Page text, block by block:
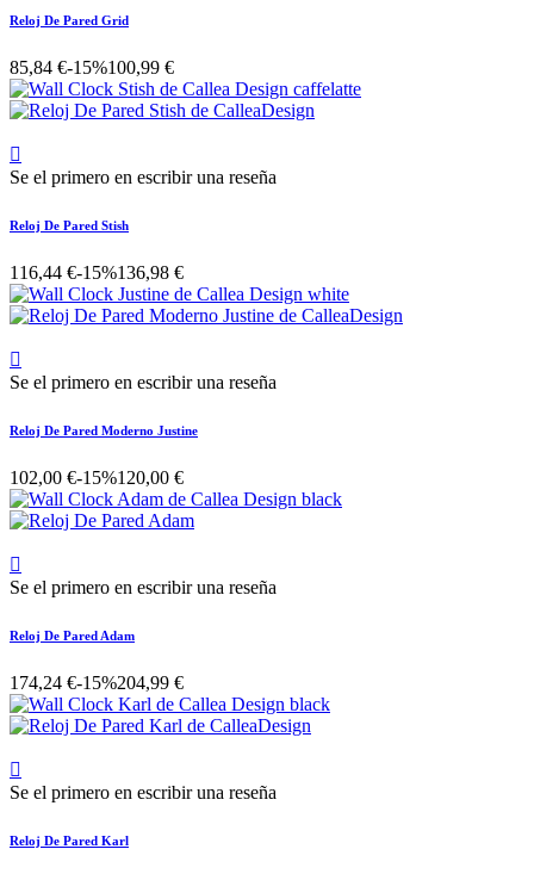
Reloj De Pared Grid
85,84 €-15%100,99 €

Se el primero en escribir una reseña
Reloj De Pared Stish
116,44 €-15%136,98 €

Se el primero en escribir una reseña
Reloj De Pared Moderno Justine
102,00 €-15%120,00 €

Se el primero en escribir una reseña
Reloj De Pared Adam
174,24 €-15%204,99 €

Se el primero en escribir una reseña
Reloj De Pared Karl